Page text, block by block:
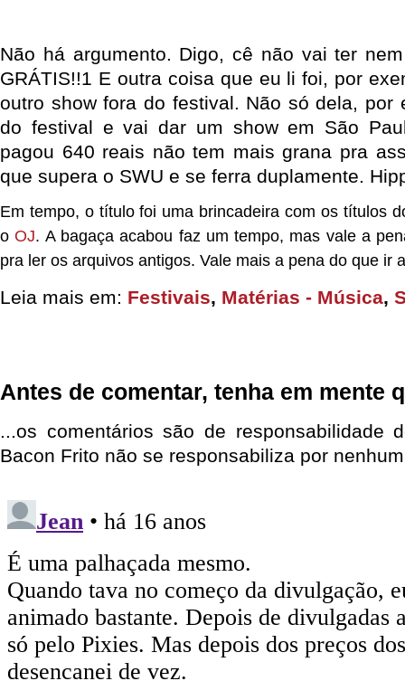
Não há argumento. Digo, cê não vai ter nem
GRÁTIS!!1 E outra coisa que eu li foi, por
outro show fora do festival. Não só dela, por
do festival e vai dar um show em São
pagou 640 reais não tem mais grana pra
que supera o SWU e se ferra duplamente.
Em tempo, o título foi uma brincadeira com os títulos
oOJ. A bagaça acabou faz um tempo, mas vale a
pra ler os arquivos antigos. Vale mais a pena do que ir
Leia mais em: Festivais, Matérias - Música,
Antes de comentar, tenha em mente
...os comentários são de responsabilidade
Bacon Frito não se responsabiliza por